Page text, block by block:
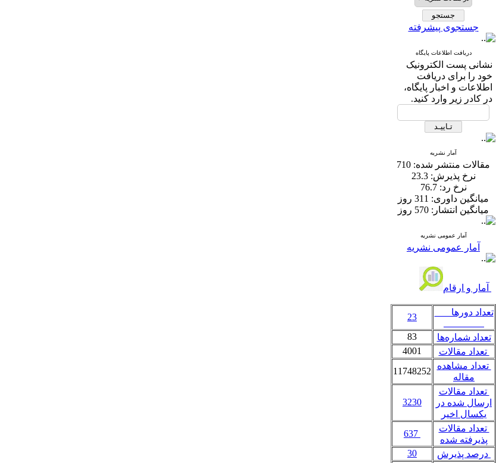
جستجوی پیشرفته
دریافت اطلاعات پایگاه
نشانی پست الکترونیک
خود را برای دریافت
اطلاعات و اخبار پایگاه،
در کادر زیر وارد کنید.
آمار نشریه
مقالات منتشر شده: 710
نرخ پذیرش:23.3
نرخ رد:76.7
میانگین داوری: 311 روز
میانگین انتشار: 570 روز
آمار عمومی نشریه
آمار عمومی نشریه
آمار و ارقام
تعداد دورها
23
تعداد شماره‌ها
83
تعداد مقالات
4001
تعداد مشاهده
مقاله
11748252
تعداد مقالات
ارسال شده در
یکسال اخیر
3230
تعداد مقالات
پذیرفته شده
درصد پذیرش
30